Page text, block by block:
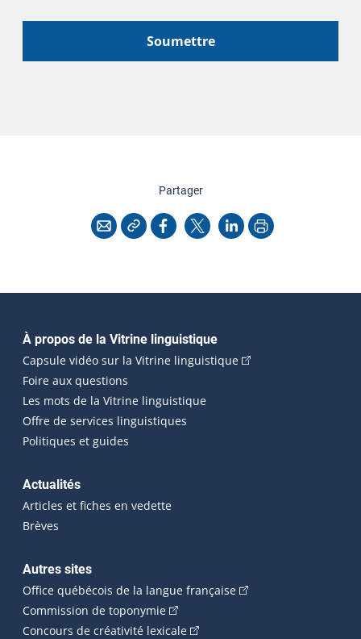
Soumettre
Partagercette page
CourrielCopier l'adresse
Facebook
X LinkedInImprimer
Navigation principale
À propos de la Vitrine linguistique
Capsule vidéo sur la Vitrine linguistique(Cet hyperlien
Foire aux questions
Les mots de la Vitrine linguistique
Offre de services linguistiques
Politiques et guides
Actualités
Articles et fiches en vedette
Brèves
Autres sites
Office québécois de la langue française(Cet hyperlien
Commission de toponymie(Cet hyperlien externe s'ouvrira
Concours de créativité lexicale(Cet hyperlien externe